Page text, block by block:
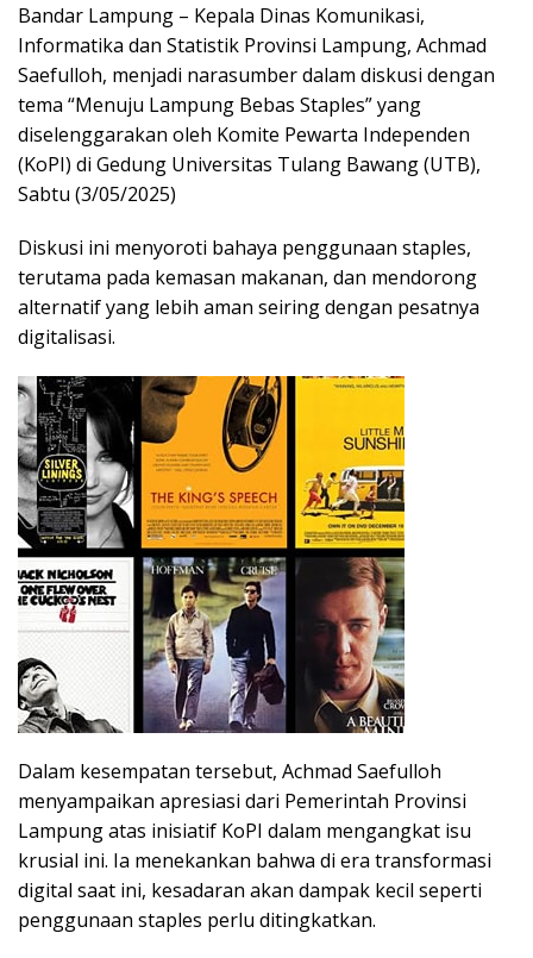
Bandar Lampung – Kepala Dinas Komunikasi,
Informatika dan Statistik Provinsi Lampung, Achmad
Saefulloh, menjadi narasumber dalam diskusi dengan
tema “Menuju Lampung Bebas Staples” yang
diselenggarakan oleh Komite Pewarta Independen
(KoPI) di Gedung Universitas Tulang Bawang (UTB),
Sabtu (3/05/2025)
Diskusi ini menyoroti bahaya penggunaan staples,
terutama pada kemasan makanan, dan mendorong
alternatif yang lebih aman seiring dengan pesatnya
digitalisasi.
Dalam kesempatan tersebut, Achmad Saefulloh
menyampaikan apresiasi dari Pemerintah Provinsi
Lampung atas inisiatif KoPI dalam mengangkat isu
krusial ini. Ia menekankan bahwa di era transformasi
digital saat ini, kesadaran akan dampak kecil seperti
penggunaan staples perlu ditingkatkan.